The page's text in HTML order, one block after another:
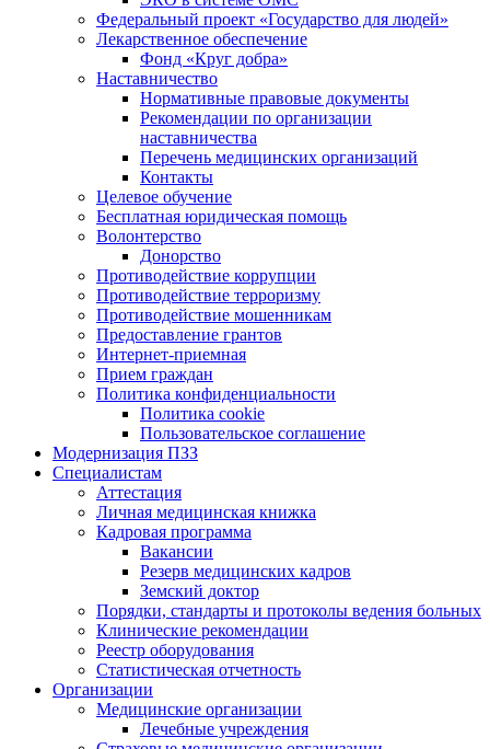
Федеральный проект «Государство для людей»
Лекарственное обеспечение
Фонд «Круг добра»
Наставничество
Нормативные правовые документы
Рекомендации по организации
наставничества
Перечень медицинских организаций
Контакты
Целевое обучение
Бесплатная юридическая помощь
Волонтерство
Донорство
Противодействие коррупции
Противодействие терроризму
Противодействие мошенникам
Предоставление грантов
Интернет-приемная
Прием граждан
Политика конфиденциальности
Политика cookie
Пользовательское соглашение
Модернизация ПЗЗ
Специалистам
Аттестация
Личная медицинская книжка
Кадровая программа
Вакансии
Резерв медицинских кадров
Земский доктор
Порядки, стандарты и протоколы ведения больных
Клинические рекомендации
Реестр оборудования
Статистическая отчетность
Организации
Медицинские организации
Лечебные учреждения